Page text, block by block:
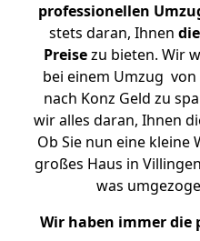
professionellen
stets daran, Ihnen
Preisezu bieten. Wir
bei einem Umzug
nach Konz Geld zu
wir alles daran, Ihnen
Ob Sie nun eine kleine
großes Haus in
was
Wir haben immer die